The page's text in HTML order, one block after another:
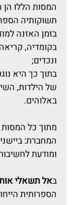
המסות הללו
תשוקותיה
בזמן האזנה
בקומדיה,
ונכדים;
בתוך כך היא
של הילדות,
באלוהים.
מתוך כל המסות
המחברת:
ומודעת
באל תשאלי
הספרותית